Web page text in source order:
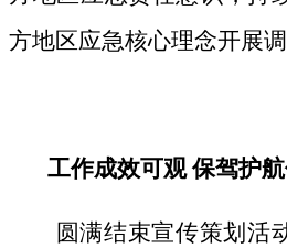
方地区应急核心理念开展调
工作成效可观 保驾护
圆满结束宣传策划活